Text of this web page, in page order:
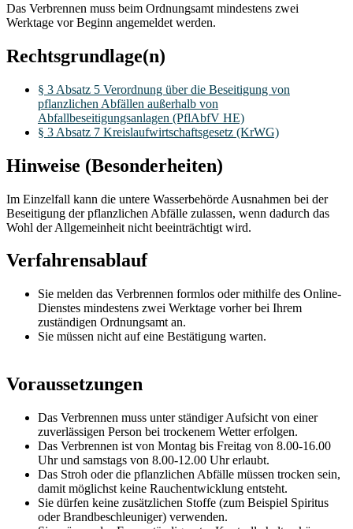
Das Verbrennen muss beim Ordnungsamt mindestens zwei
Werktage vor Beginn angemeldet werden.
Rechtsgrundlage(n)
§ 3 Absatz 5 Verordnung über die Beseitigung von
pflanzlichen Abfällen außerhalb von
Abfallbeseitigungsanlagen (PflAbfV HE)
§ 3 Absatz 7 Kreislaufwirtschaftsgesetz (KrWG)
Hinweise (Besonderheiten)
Im Einzelfall kann die untere Wasserbehörde Ausnahmen bei der
Beseitigung der pflanzlichen Abfälle zulassen, wenn dadurch das
Wohl der Allgemeinheit nicht beeinträchtigt wird.
Verfahrensablauf
Sie melden das Verbrennen formlos oder mithilfe des Online-
Dienstes mindestens zwei Werktage vorher bei Ihrem
zuständigen Ordnungsamt an.
Sie müssen nicht auf eine Bestätigung warten.
Voraussetzungen
Das Verbrennen muss unter ständiger Aufsicht von einer
zuverlässigen Person bei trockenem Wetter erfolgen.
Das Verbrennen ist von Montag bis Freitag von 8.00-16.00
Uhr und samstags von 8.00-12.00 Uhr erlaubt.
Das Stroh oder die pflanzlichen Abfälle müssen trocken sein,
damit möglichst keine Rauchentwicklung entsteht.
Sie dürfen keine zusätzlichen Stoffe (zum Beispiel Spiritus
oder Brandbeschleuniger) verwenden.